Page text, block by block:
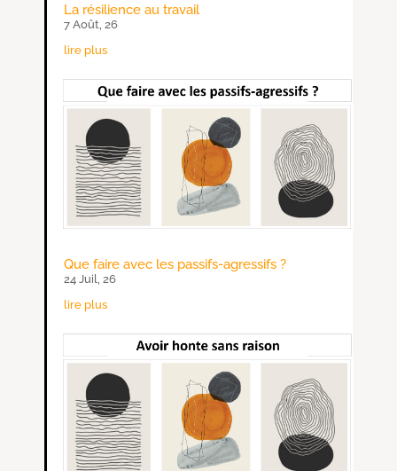
La résilience au travail
7 Août, 26
lire plus
Que faire avec les passifs-agressifs ?
24 Juil, 26
lire plus